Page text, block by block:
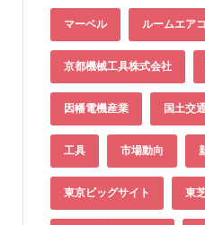
マーベル ルームエア
京都機械工具株式会社
因幡電機産業 国土交
工具 市場動向
東京ビッグサイト 東